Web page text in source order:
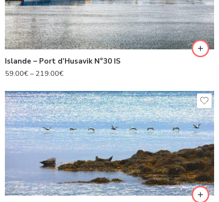
Islande – Port d’Husavik N°30 IS
59.00€ –219.00€